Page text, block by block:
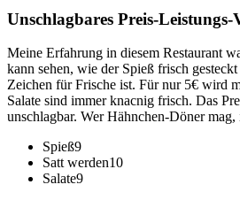
Unschlagbares Preis-Leistungs-
Meine Erfahrung in diesem Restaurant
kann sehen, wie der Spieß frisch
Zeichen für Frische ist. Für nur 5€ wird
Salate sind immer knacnig frisch. Das
unschlagbar. Wer Hähnchen-Döner
Spieß9
Satt werden10
Salate9